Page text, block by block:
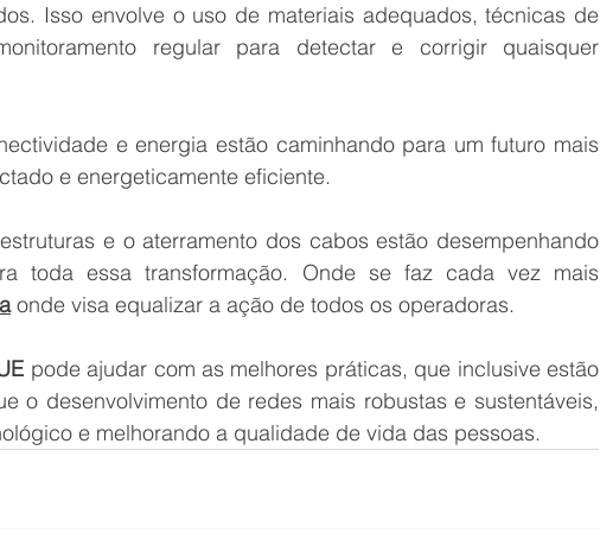
Isso envolve o uso de materiais adequados, técnicas de
regular para detectar e corrigir quaisquer
e energia estão caminhando para um futuro mais
e energeticamente eficiente.
e o aterramento dos cabos estão desempenhando
toda essa transformação. Onde se faz cada vez mais
onde visa equalizar a ação de todos os operadoras.
pode ajudar com as melhores práticas, que inclusive estão
o desenvolvimento de redes mais robustas e sustentáveis,
e melhorando a qualidade de vida das pessoas.